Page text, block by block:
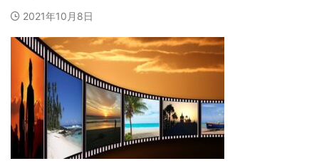
2021年10月8日